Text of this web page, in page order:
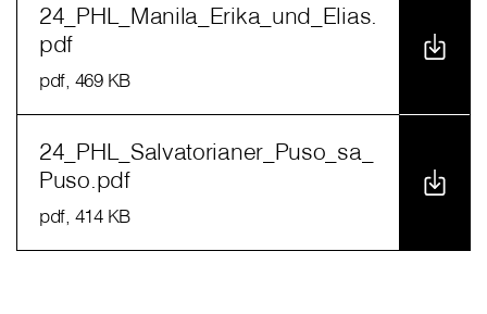
24_PHL_Manila_Erika_und_Elias.
pdf
pdf, 469 KB
24_PHL_Salvatorianer_Puso_sa_
Puso.pdf
pdf, 414 KB